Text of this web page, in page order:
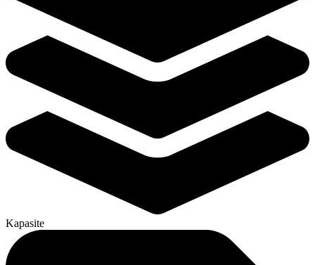
Kapasite